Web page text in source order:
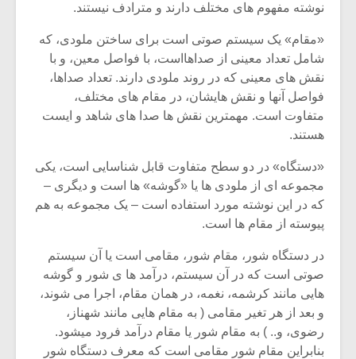
نوشته مفهوم های مختلف دارند و مترادف نیستند.
«مقام» یک سیستم صوتی است برای ساختن ملودی، که
شامل تعداد معینی از صداهااست، با فواصل معین، و با
نقش های معینی که در روند ملودی دارند. تعداد صداها،
فواصل آنها و نقش هایشان، در مقام های مختلف،
متفاوت است. مهمترین نقش ها صدا های شاهد و ایست
هستند.
«دستگاه» در دو سطح متفاوت قابل شناسایی است، یکی
مجموعه ای از ملودی ها یا «گوشه» ها است و دیگری –
که در این نوشته مورد استفاده است – یک مجموعه به هم
پیوسته از مقام ها است.
در دستگاه شور، مقام شور، مقامی است یا آن سیستم
صوتی است که در آن سیستم، درآمد ها ی شور و گوشه
هایی مانند کرشمه، نغمه، در همان مقام، اجرا می شوند،
و بعد از هر تغیر مقامی ( به مقام هایی مانند شهناز،
رضوی، و.. ) به مقام شور یا مقام درآمد فرود میشود.
بنابراین مقام شور مقامی است که معرف دستگاه شور